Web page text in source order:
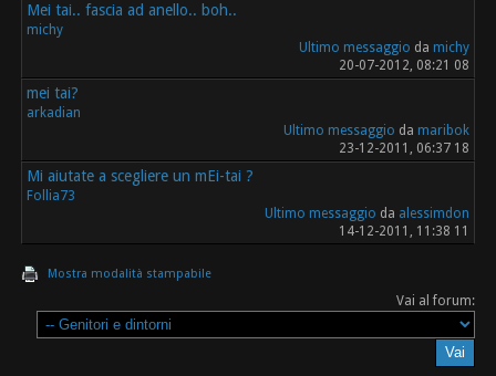
Mei tai.. fascia ad anello.. boh..
michy
Ultimo messaggio da michy
20-07-2012, 08:21 08
mei tai?
arkadian
Ultimo messaggio da maribok
23-12-2011, 06:37 18
Mi aiutate a scegliere un mEi-tai ?
Follia73
Ultimo messaggio da alessimdon
14-12-2011, 11:38 11
Mostra modalità stampabile
Vai al forum: